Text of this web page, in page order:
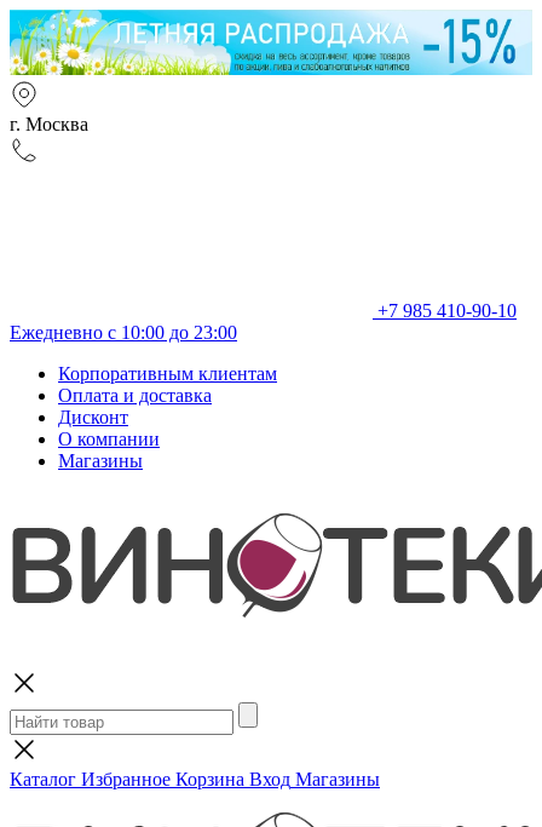
г. Москва
+7 985 410-90-10
Ежедневно с 10:00 до 23:00
Корпоративным клиентам
Оплата и доставка
Дисконт
О компании
Магазины
Каталог Избранное Корзина Вход Магазины